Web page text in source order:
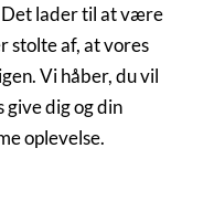
lader til at være
stolte af, at vores
Vi håber, du vil
give dig og din
oplevelse.